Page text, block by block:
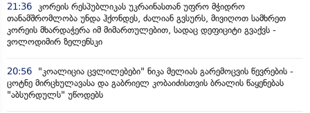
21:36
კორეის რესპუბლიკას უკრაინასთან უფრო მჭიდრო
თანამშრომლობა უნდა ჰქონდეს, ძალიან გვსურს, მივიღოთ სამხრეთ
კორეის მხარდაჭერა იმ მიმართულებით, სადაც დეფიციტი გვაქვს -
ვოლოდიმირ ზელენსკი
20:56
"კოალიცია ცვლილებები" ნიკა მელიას გარემოცვის წევრების -
ცოტნე მირცხულავასა და გაბრიელ კობაიძისთვის ბრალის წაყენებას
"აბსურდულს" უწოდებს